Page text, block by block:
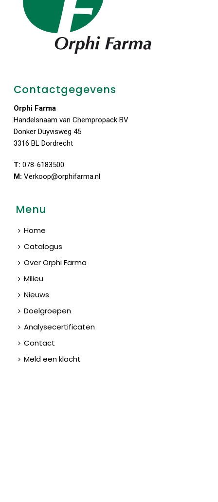
Contactgegevens
Orphi Farma
Handelsnaam van Chempropack BV
Donker Duyvisweg 45
3316 BL Dordrecht
T: 078-6183500
M: Verkoop@orphifarma.nl
Menu
Home
Catalogus
Over Orphi Farma
Milieu
Nieuws
Doelgroepen
Analysecertificaten
Contact
Meld een klacht